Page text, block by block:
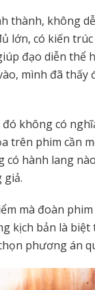
thành, không
lớn, có kiến
đạo diễn thể
mình đã thấy
không có
trên phim cần
có hành lang
giả.
mà đoàn
kịch bản là
phương án